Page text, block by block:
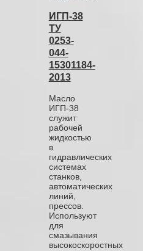
ИГП-38
ТУ
0253-
044-
15301184-
2013
Масло
ИГП-38
служит
рабочей
жидкостью
в
гидравлических
системах
станков,
автоматических
линий,
прессов.
Используют
для
смазывания
высокоскоростных